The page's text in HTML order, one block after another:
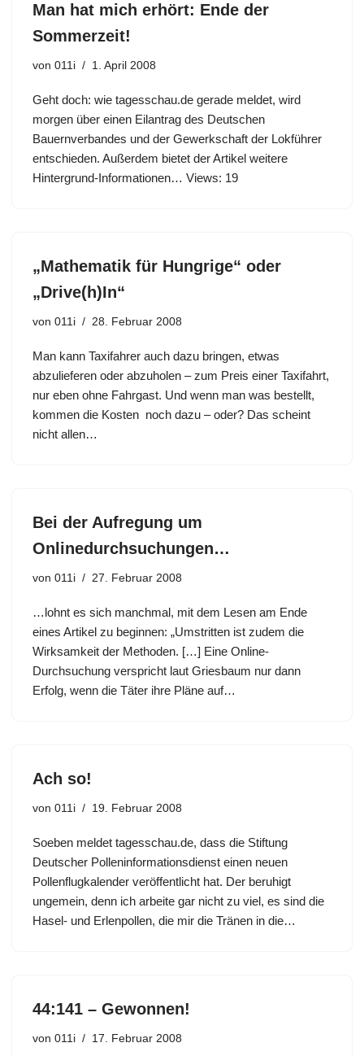
Man hat mich erhört: Ende der
Sommerzeit!
von 011i 1. April 2008
Geht doch: wie tagesschau.de gerade meldet, wird
morgen über einen Eilantrag des Deutschen
Bauernverbandes und der Gewerkschaft der Lokführer
entschieden. Außerdem bietet der Artikel weitere
Hintergrund-Informationen… Views: 19
„Mathematik für Hungrige“ oder
„Drive(h)In“
von 011i 28. Februar 2008
Man kann Taxifahrer auch dazu bringen, etwas
abzulieferen oder abzuholen – zum Preis einer Taxifahrt,
nur eben ohne Fahrgast. Und wenn man was bestellt,
kommen die Kosten noch dazu – oder? Das scheint
nicht allen…
Bei der Aufregung um
Onlinedurchsuchungen…
von 011i 27. Februar 2008
…lohnt es sich manchmal, mit dem Lesen am Ende
eines Artikel zu beginnen: „Umstritten ist zudem die
Wirksamkeit der Methoden. […] Eine Online-
Durchsuchung verspricht laut Griesbaum nur dann
Erfolg, wenn die Täter ihre Pläne auf…
Ach so!
von 011i 19. Februar 2008
Soeben meldet tagesschau.de, dass die Stiftung
Deutscher Polleninformationsdienst einen neuen
Pollenflugkalender veröffentlicht hat. Der beruhigt
ungemein, denn ich arbeite gar nicht zu viel, es sind die
Hasel- und Erlenpollen, die mir die Tränen in die…
44:141 – Gewonnen!
von 011i 17. Februar 2008